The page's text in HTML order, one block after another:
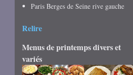
Paris Berges de Seine rive gauche
Relire
Menus de printemps divers et
variés